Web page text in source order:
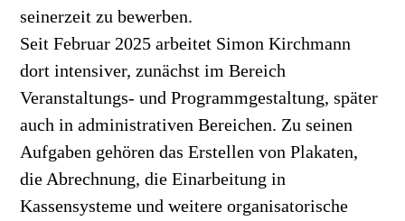
seinerzeit zu bewerben.
Seit Februar 2025 arbeitet Simon Kirchmann
dort intensiver, zunächst im Bereich
Veranstaltungs- und Programmgestaltung, später
auch in administrativen Bereichen. Zu seinen
Aufgaben gehören das Erstellen von Plakaten,
die Abrechnung, die Einarbeitung in
Kassensysteme und weitere organisatorische